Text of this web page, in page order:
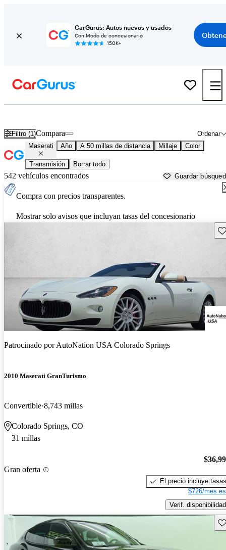
CarGurus: Autos nuevos y usados
Con Modo de concesionario
150K+
Filtro (1) Ordenar
Compara
Maserati Año A 50 millas de distancia Millaje Color
Transmisión Borrar todo
542 vehículos encontrados Guardar
Compra con precios transparentes.
Mostrar solo avisos que incluyan tasas del concesionario
Patrocinado porAutoNation USA Colorado Springs
2010 Maserati GranTurismo
Convertible 8,743 millas
Colorado Springs, CO
31 millas
Gran oferta
El precio incluye tasas
$726/mes
Verif. disponibilidad